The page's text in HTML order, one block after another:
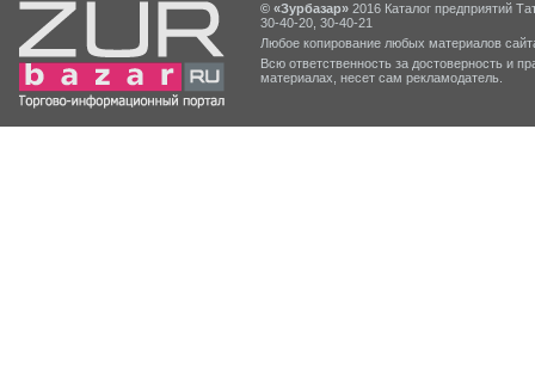
© «Зурбазар» 2016 Каталог предприятий
30-40-20, 30-40-21
Любое копирование любых материалов
Всю ответственность за достоверность и
материалах, несет сам рекламодатель.